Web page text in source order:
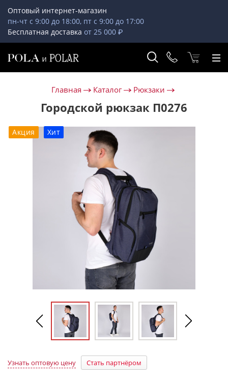
Оптовый интернет-магазин
пн-чт с 9:00 до 18:00, пт с 9:00 до 17:00
Бесплатная доставка от 25 000 ₽
Главная Каталог Рюкзаки
Городской рюкзак П0276
Акция Хит
Узнать оптовую цену Стать партнёром